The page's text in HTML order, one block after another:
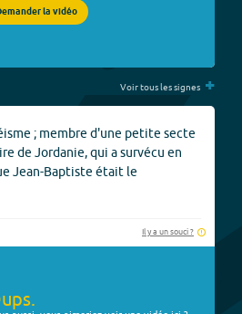
la vidéo
Voir tous les signes +
; membre d'une petite secte
de Jordanie, qui a survécu en
Jean-Baptiste était le
Il y a un souci ?